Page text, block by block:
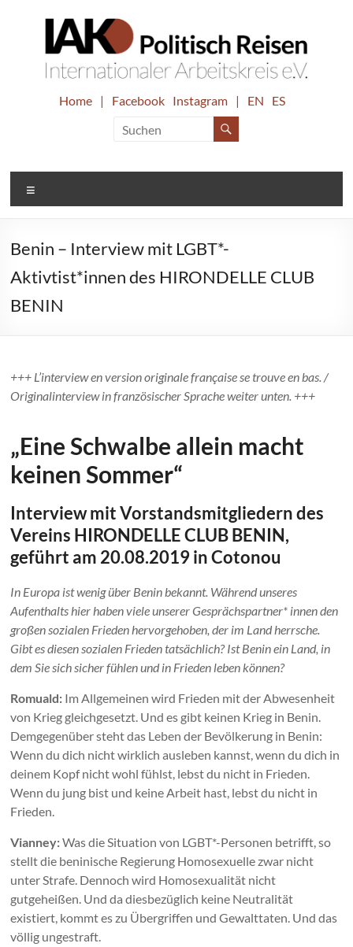
IAK.
Reisen
Internationaler
Home | Facebook Instagram | EN ES
Benin – Interview mit LGBT*-
Aktivtist*innen des HIRONDELLE CLUB
BENIN
+++ L’interview en version originale française se trouve en bas. /
Originalinterview in französischer Sprache weiter unten. +++
„Eine Schwalbe allein macht
keinen Sommer“
Interview mit Vorstandsmitgliedern des
Vereins HIRONDELLE CLUB BENIN,
geführt am 20.08.2019 in Cotonou
In Europa ist wenig über Benin bekannt. Während unseres
Aufenthalts hier haben viele unserer Gesprächspartner* innen den
großen sozialen Frieden hervorgehoben, der im Land herrsche.
Gibt es diesen sozialen Frieden tatsächlich? Ist Benin ein Land, in
dem Sie sich sicher fühlen und in Frieden leben können?
Romuald: Im Allgemeinen wird Frieden mit der Abwesenheit
von Krieg gleichgesetzt. Und es gibt keinen Krieg in Benin.
Demgegenüber steht das Leben der Bevölkerung in Benin:
Wenn du dich nicht wirklich ausleben kannst, wenn du dich in
deinem Kopf nicht wohl fühlst, lebst du nicht in Frieden.
Wenn du jung bist und keine Arbeit hast, lebst du nicht in
Frieden.
Vianney:Was die Situation von LGBT*-Personen betrifft, so
stellt die beninische Regierung Homosexuelle zwar nicht
unter Strafe. Dennoch wird Homosexualität nicht
gutgeheißen. Und da diesbezüglich keine Neutralität
existiert, kommt es zu Übergriffen und Gewalttaten. Und das
völlig ungestraft.